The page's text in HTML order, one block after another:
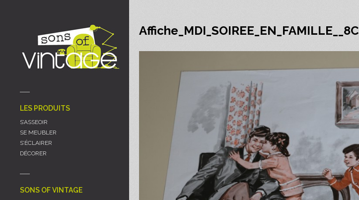
LES PRODUITS
S’ASSEOIR
SE MEUBLER
S’ÉCLAIRER
DÉCORER
SONS OF VINTAGE
Affiche_MDI_SOIREE_EN_FAMILLE__8C